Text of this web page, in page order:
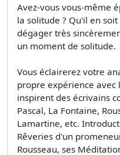
Avez-vous vous-même
la solitude ? Qu'il en
dégager très
un moment de solitude.
Vous éclairerez votre
propre expérience avec
inspirent des écrivains
Pascal, La Fontaine,
Lamartine, etc.
Rêveries d'un
Rousseau, ses